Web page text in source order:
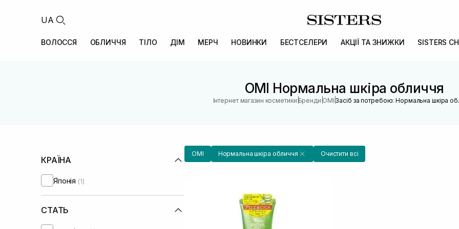
UA
ВОЛОССЯ ОБЛИЧЧЯ ТІЛО ДІМ МЕРЧ НОВИНКИ БЕСТСЕЛЕРИ АКЦІЇ ТА ЗНИЖКИ SISTERS
OMI Нормальна шкіра обличчя
Інтернет магазин косметики |Бренди |OMI |Засіб за потребою: Нормальна шкіра
КРАЇНА
Японія (1)
СТАТЬ
OMI Нормальна шкіра обличчя Очистити всі